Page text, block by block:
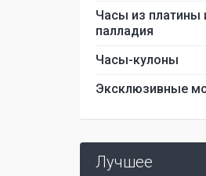
Часы из платины
палладия
Часы-кулоны
Эксклюзивные
Лучшее